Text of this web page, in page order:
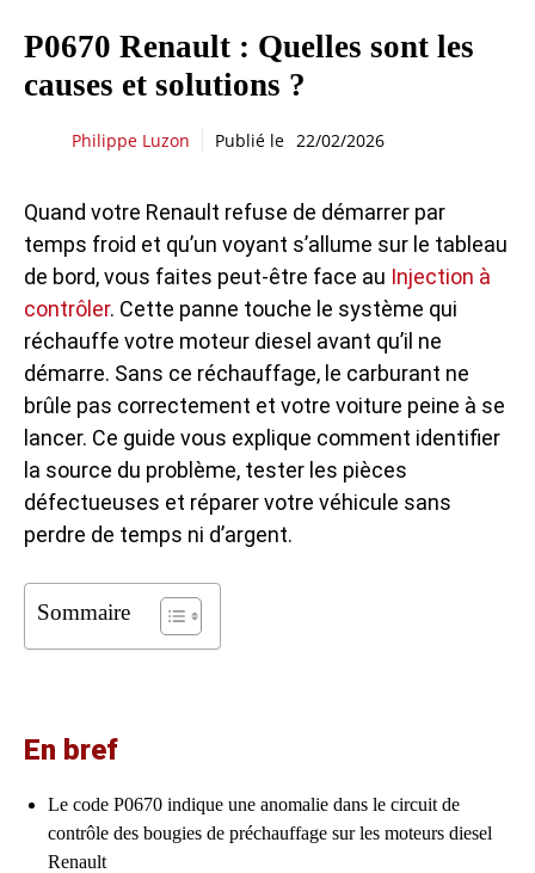
P0670 Renault : Quelles sont les
causes et solutions ?
Philippe Luzon Publié le 22/02/2026
Quand votre Renault refuse de démarrer par
temps froid et qu’un voyant s’allume sur le tableau
de bord, vous faites peut-être face au Injection à
contrôler. Cette panne touche le système qui
réchauffe votre moteur diesel avant qu’il ne
démarre. Sans ce réchauffage, le carburant ne
brûle pas correctement et votre voiture peine à se
lancer. Ce guide vous explique comment identifier
la source du problème, tester les pièces
défectueuses et réparer votre véhicule sans
perdre de temps ni d’argent.
Sommaire
En bref
Le code P0670 indique une anomalie dans le circuit de
contrôle des bougies de préchauffage sur les moteurs diesel
Renault